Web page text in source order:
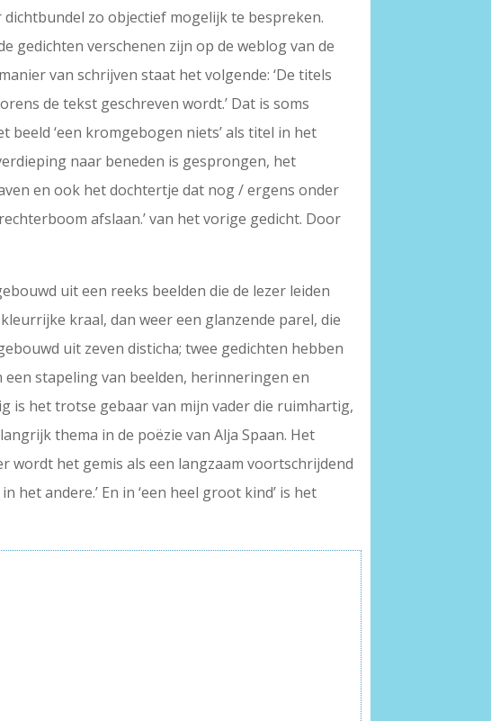
zo objectief mogelijk te bespreken.
gedichten verschenen zijn op de weblog van de
van schrijven staat het volgende: ‘De titels
de tekst geschreven wordt.’ Dat is soms
beeld ‘een kromgebogen niets’ als titel in het
naar beneden is gesprongen, het
en ook het dochtertje dat nog / ergens onder
afslaan.’ van het vorige gedicht. Door
uit een reeks beelden die de lezer leiden
kraal, dan weer een glanzende parel, die
uit zeven disticha; twee gedichten hebben
een stapeling van beelden, herinneringen en
is het trotse gebaar van mijn vader die ruimhartig,
thema in de poëzie van Alja Spaan. Het
wordt het gemis als een langzaam voortschrijdend
het andere.’ En in ‘een heel groot kind’ is het